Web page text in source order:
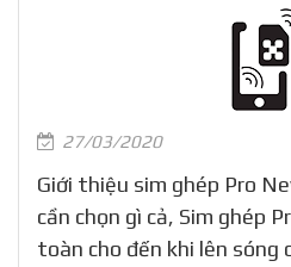
27/03/2020
Giới thiệu sim ghép Pro
cần chọn gì cả, Sim ghép
toàn cho đến khi lên sóng